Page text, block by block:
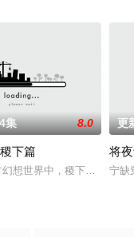
后名动四方。随着辰南
集 8.0
下篇
想世界中，稷下学院作为
更
将
宁缺